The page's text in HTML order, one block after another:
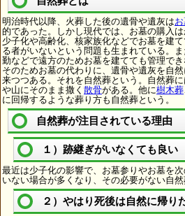
明治時代以降、火葬した後の遺骨や遺灰は
的であった。しかし現代では、お墓の購入
少子化や高齢化、核家族化などでお墓を建
る者がいないという問題も生まれている。
勤などで遠方のためお墓を建てても管理で
そのためお墓の代わりに、遺骨や遺灰を自
来つつある。それを自然葬という。自然葬
や山にそのまま撒く 散骨がある。他に樹木葬
に回帰するような葬り方も自然葬という。
自然葬が注目されている理由
１）跡継ぎがいなくても良い
最近は少子化の影響で、お墓参りやお墓を
いない場合が多くなり、その必要がない自然
２）やはり死後は自然に帰り